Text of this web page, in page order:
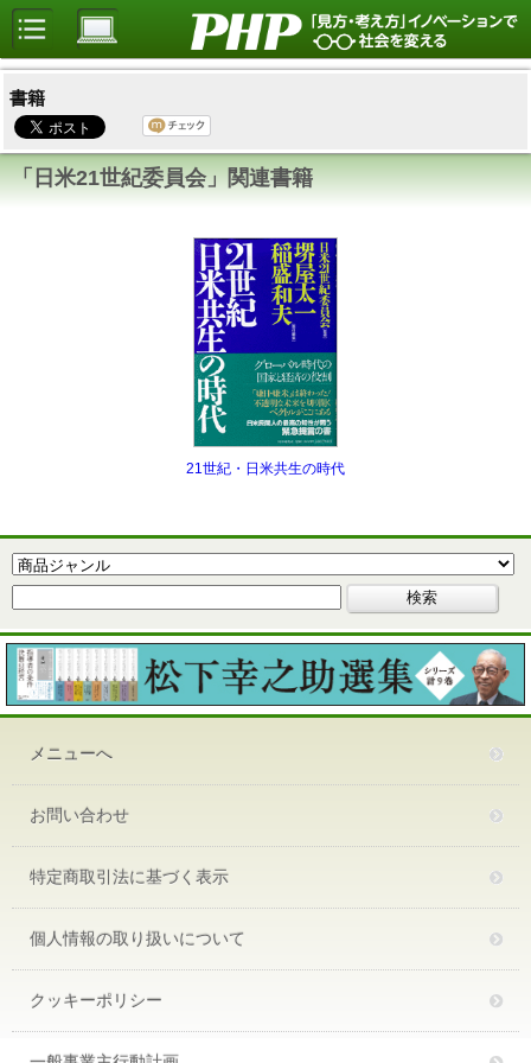
書籍
「日米21世紀委員会」関連書籍
21世紀・日米共生の時代
メニューへ
お問い合わせ
特定商取引法に基づく表示
個人情報の取り扱いについて
クッキーポリシー